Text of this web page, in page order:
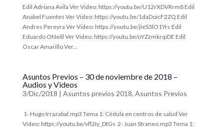
Edil Adriana Avila Ver Video: https://youtu.be/U12rXDVRrm8 Edil
Anabel Fuentes Ver Video: https://youtu.be/1daDoicF2ZQ Edil
Andres Pereyra Ver Video: https://youtu.be/jIeS3lO1Yrc Edil
Eduardo ONeill Ver Video: https://youtu.be/oYZzmkrqiDE Edil
Oscar Amarillo Ver...
Asuntos Previos – 30 de noviembre de 2018 –
Audios y Videos
3/Dic/2018 | Asuntos previos 2018, Asuntos Previos
1- Hugo Irrazabal.mp3 Tema 1: Cédula en centros de salud Ver
Video: https://youtu.be/vfl2Iy_DtGs 2- Juan Straneo.mp3 Tema 1: